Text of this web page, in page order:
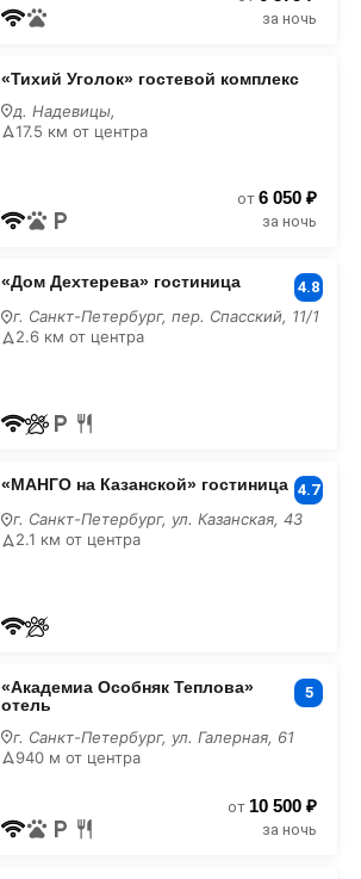
за ночь
«Тихий Уголок» гостевой комплекс
д. Надевицы,
17.5 км от центра
от 6 050 ₽
за ночь
«Дом Дехтерева» гостиница 4.8
г. Санкт-Петербург, пер. Спасский, 11/1
2.6 км от центра
«МАНГО на Казанской» гостиница 4.7
г. Санкт-Петербург, ул. Казанская, 43
2.1 км от центра
«Академиа Особняк Теплова»
отель
5
г. Санкт-Петербург, ул. Галерная, 61
940 м от центра
от 10 500 ₽
за ночь